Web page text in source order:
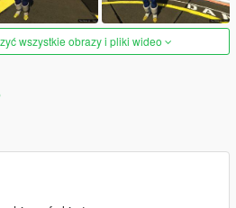
wszystkie obrazy i pliki wideo